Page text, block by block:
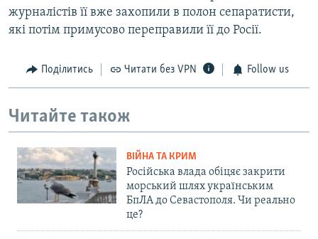
журналістів її вже захопили в полон сепаратисти,
які потім примусово переправили її до Росії.
Поділитись Читати без VPN Follow us
Читайте також
ВІЙНА ТА КРИМ
Російська влада обіцяє закрити
морський шлях українським
БпЛА до Севастополя. Чи реально
це?